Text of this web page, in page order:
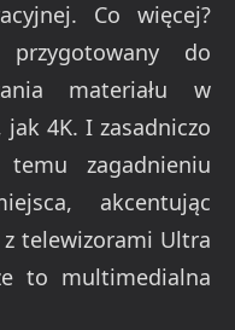
Co więcej?
do
materiału w
4K. I zasadniczo
zagadnieniu
akcentując
telewizorami Ultra
to multimedialna